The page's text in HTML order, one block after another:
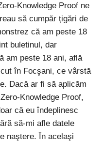
Knowledge Proof ne
să cumpăr ţigări de
că am peste 18
buletinul, dar
am peste 18 ani, află
în Focşani, ce vârstă
Dacă ar fi să aplicăm
Knowledge Proof,
că eu îndeplinesc
să-mi afle datele
naştere. În acelaşi